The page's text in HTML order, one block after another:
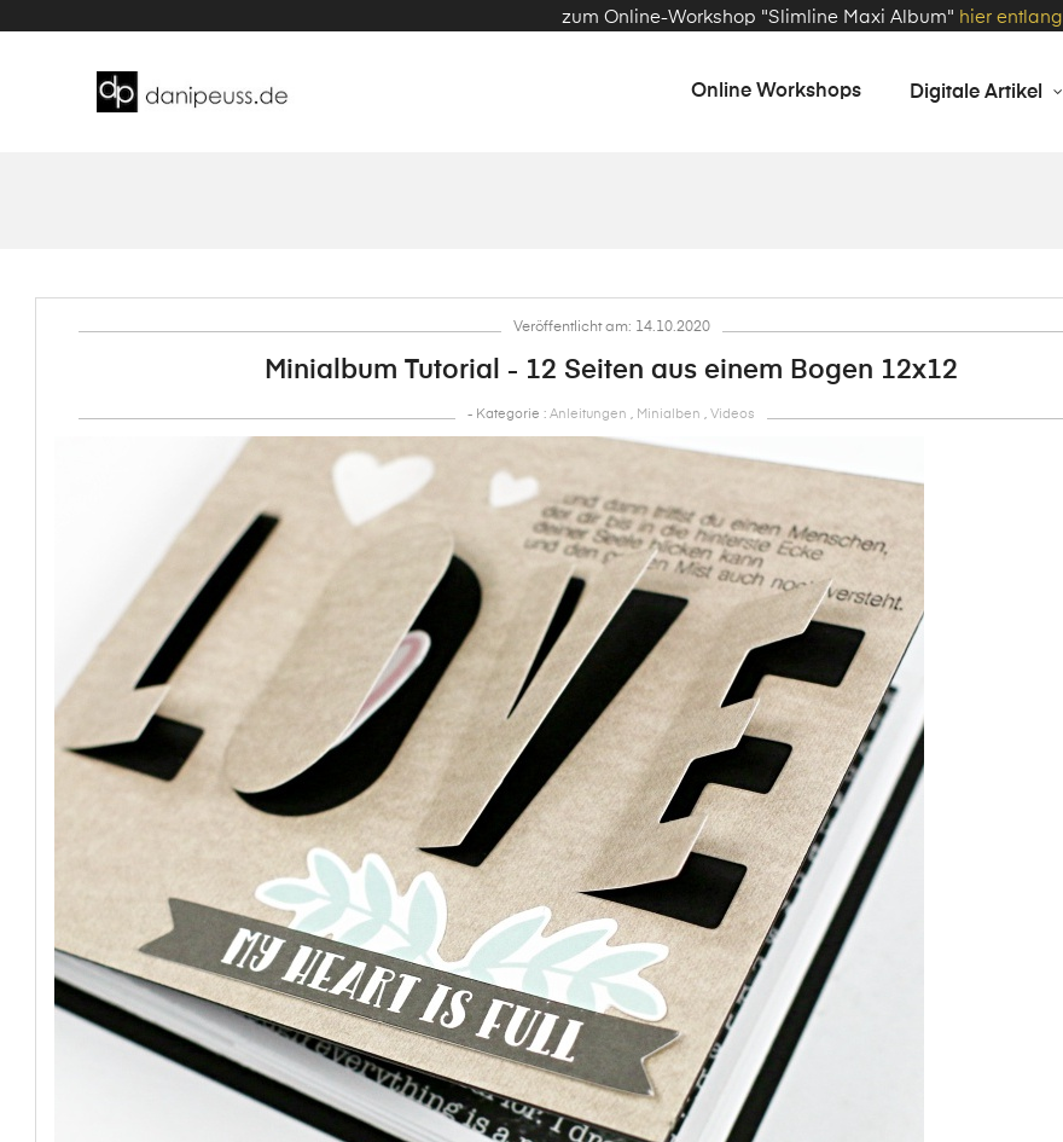
zum Online-Workshop "Slimline Maxi Album" hier entlang
Online Workshops Digitale Artikel
Veröffentlicht am: 14.10.2020
Minialbum Tutorial - 12 Seiten aus einem Bogen 12x12
- Kategorie :Anleitungen Minialben ,Videos